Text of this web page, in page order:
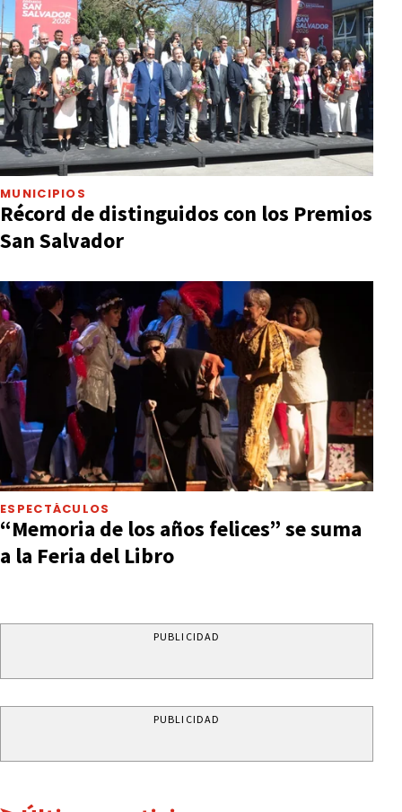
MUNICIPIOS
Récord de distinguidos con los Premios
San Salvador
ESPECTÁCULOS
“Memoria de los años felices” se suma
a la Feria del Libro
PUBLICIDAD
PUBLICIDAD